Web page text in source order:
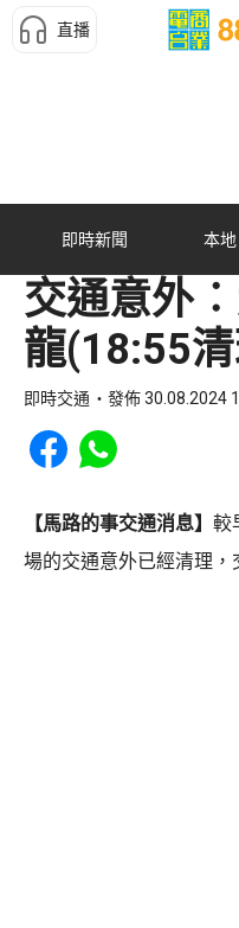
直播
即時新聞 本地
交通意外
龍(18:55
即時交通 發佈 30.08.2024
Share to Facebook
Share to WhatsApp
【馬路的事交通消息】 較
場的交通意外已經清理，